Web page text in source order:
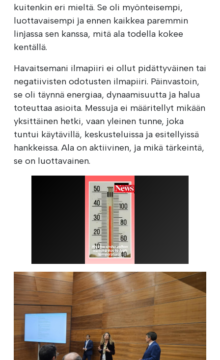
kuitenkin eri mieltä. Se oli myönteisempi,
luottavaisempi ja ennen kaikkea paremmin
linjassa sen kanssa, mitä ala todella kokee
kentällä.
Havaitsemani ilmapiiri ei ollut pidättyväinen tai
negatiivisten odotusten ilmapiiri. Päinvastoin,
se oli täynnä energiaa, dynaamisuutta ja halua
toteuttaa asioita. Messuja ei määritellyt mikään
yksittäinen hetki, vaan yleinen tunne, joka
tuntui käytävillä, keskusteluissa ja esitellyissä
hankkeissa. Ala on aktiivinen, ja mikä tärkeintä,
se on luottavainen.